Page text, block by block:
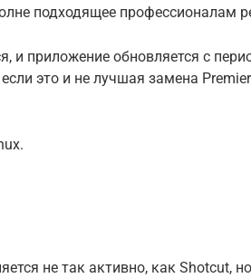
подходящее профессионалам
и приложение обновляется с
это и не лучшая замена
не так активно, как Shotcut,